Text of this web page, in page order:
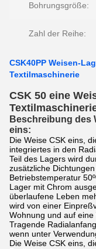
Bohrungsgröße:
Zahl der Reihe:
CSK40PP Weisen-
Textilmaschinerie
CSK 50 eine
Beschreibung des
eins:
Die Weise CSK eins,
integriertes in den
Teil des Lagers wird
zusätzliche
Betriebstemperatur
Lager mit Chrom
überlaufene Leben
wird von einer
Wohnung und auf eine
Tragende
wenn unter
Die Weise CSK eins,